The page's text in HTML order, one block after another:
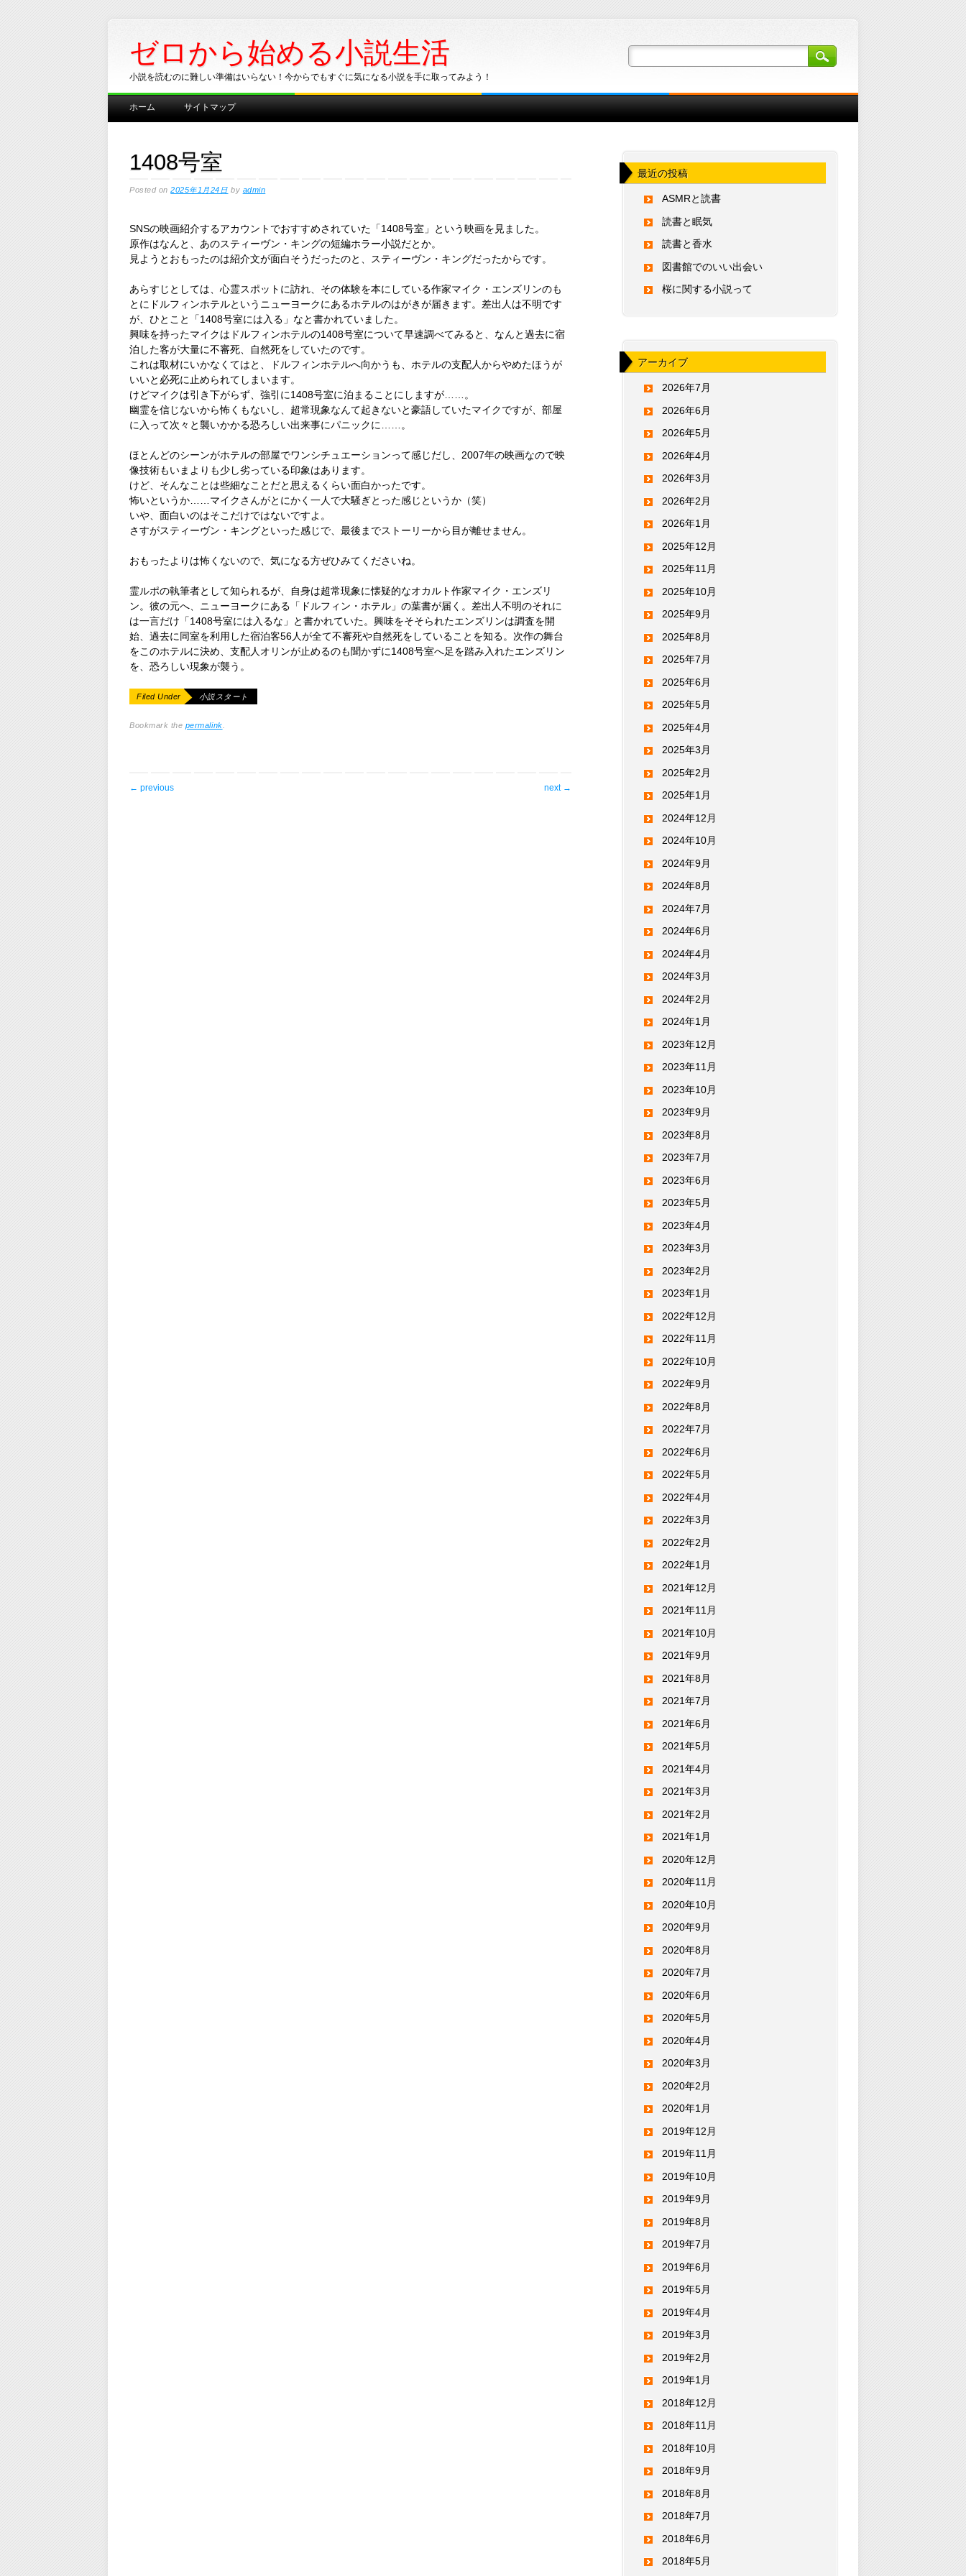
ゼロから始める小説生活
小説を読むのに難しい準備はいらない！今からでもすぐに気になる小説を手に取ってみよう！
Main menu
Skip
ホーム サイトマップ
1408号室
Posted on2025年1月24日 by admin
SNSの映画紹介するアカウントでおすすめされていた「1408号室」という映画を見ました。
原作はなんと、あのスティーヴン・キングの短編ホラー小説だとか。
見ようとおもったのは紹介文が面白そうだったのと、スティーヴン・キングだったからです。
あらすじとしては、心霊スポットに訪れ、その体験を本にしている作家マイク・エンズリンのも
とにドルフィンホテルというニューヨークにあるホテルのはがきが届きます。差出人は不明です
が、ひとこと「1408号室には入る」なと書かれていました。
興味を持ったマイクはドルフィンホテルの1408号室について早速調べてみると、なんと過去に宿
泊した客が大量に不審死、自然死をしていたのです。
これは取材にいかなくてはと、ドルフィンホテルへ向かうも、ホテルの支配人からやめたほうが
いいと必死に止められてしまいます。
けどマイクは引き下がらず、強引に1408号室に泊まることにしますが……。
幽霊を信じないから怖くもないし、超常現象なんて起きないと豪語していたマイクですが、部屋
に入って次々と襲いかかる恐ろしい出来事にパニックに……。
ほとんどのシーンがホテルの部屋でワンシチュエーションって感じだし、2007年の映画なので映
像技術もいまよりも少し劣っている印象はあります。
けど、そんなことは些細なことだと思えるくらい面白かったです。
怖いというか……マイクさんがとにかく一人で大騒ぎとった感じというか（笑）
いや、面白いのはそこだけではないですよ。
さすがスティーヴン・キングといった感じで、最後までストーリーから目が離せません。
おもったよりは怖くないので、気になる方ぜひみてくださいね。
霊ルポの執筆者として知られるが、自身は超常現象に懐疑的なオカルト作家マイク・エンズリ
ン。彼の元へ、ニューヨークにある「ドルフィン・ホテル」の葉書が届く。差出人不明のそれに
は一言だけ「1408号室には入るな」と書かれていた。興味をそそられたエンズリンは調査を開
始、過去に同室を利用した宿泊客56人が全て不審死や自然死をしていることを知る。次作の舞台
をこのホテルに決め、支配人オリンが止めるのも聞かずに1408号室へ足を踏み入れたエンズリン
を、恐ろしい現象が襲う。
Filed Under 小説スタート
Bookmark the permalink
post navigation
← previous next →
最近の投稿
ASMRと読書
読書と眠気
読書と香水
図書館でのいい出会い
桜に関する小説って
アーカイブ
2026年7月
2026年6月
2026年5月
2026年4月
2026年3月
2026年2月
2026年1月
2025年12月
2025年11月
2025年10月
2025年9月
2025年8月
2025年7月
2025年6月
2025年5月
2025年4月
2025年3月
2025年2月
2025年1月
2024年12月
2024年10月
2024年9月
2024年8月
2024年7月
2024年6月
2024年4月
2024年3月
2024年2月
2024年1月
2023年12月
2023年11月
2023年10月
2023年9月
2023年8月
2023年7月
2023年6月
2023年5月
2023年4月
2023年3月
2023年2月
2023年1月
2022年12月
2022年11月
2022年10月
2022年9月
2022年8月
2022年7月
2022年6月
2022年5月
2022年4月
2022年3月
2022年2月
2022年1月
2021年12月
2021年11月
2021年10月
2021年9月
2021年8月
2021年7月
2021年6月
2021年5月
2021年4月
2021年3月
2021年2月
2021年1月
2020年12月
2020年11月
2020年10月
2020年9月
2020年8月
2020年7月
2020年6月
2020年5月
2020年4月
2020年3月
2020年2月
2020年1月
2019年12月
2019年11月
2019年10月
2019年9月
2019年8月
2019年7月
2019年6月
2019年5月
2019年4月
2019年3月
2019年2月
2019年1月
2018年12月
2018年11月
2018年10月
2018年9月
2018年8月
2018年7月
2018年6月
2018年5月